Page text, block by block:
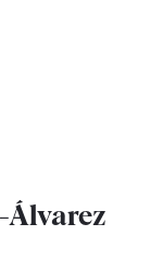
Álvarez